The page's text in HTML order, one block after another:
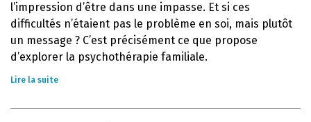
l’impression d’être dans une impasse. Et si ces
difficultés n’étaient pas le problème en soi, mais plutôt
un message ? C’est précisément ce que propose
d’explorer la psychothérapie familiale.
Lire la suite